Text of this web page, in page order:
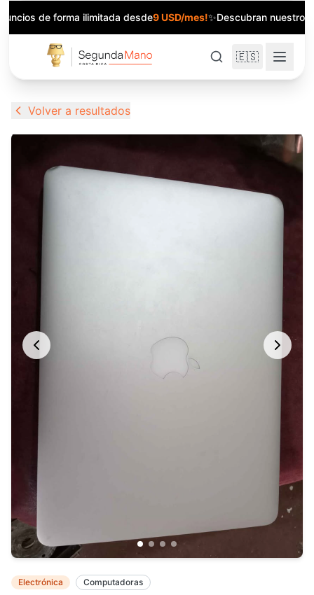
de forma ilimitada desde9 USD/mes!✨Descubran
🇪🇸
Volver a resultados
Electrónica Computadoras